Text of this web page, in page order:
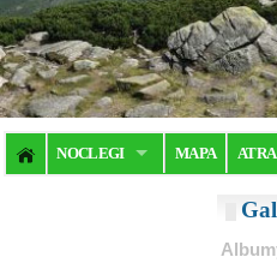
NOCLEGI MAPA